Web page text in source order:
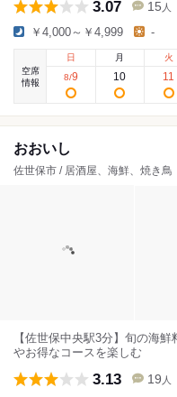
3.07 15 人
￥4,000～￥4,999 -
空席
情報
日
8/9
月
10
火
11
おおいし
佐世保市 / 居酒屋、海鮮、焼き鳥
【佐世保中央駅3分】旬の海
やお得なコースを楽しむ
3.13 19 人